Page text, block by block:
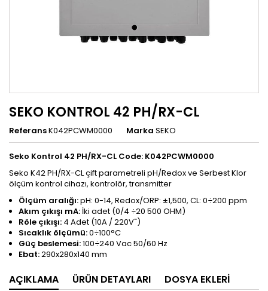
SEKO KONTROL 42 PH/RX-CL
ReferansK042PCWM0000 Marka SEKO
Seko Kontrol 42 PH/RX-CL Code: K042PCWM0000
Seko K42 PH/RX-CL çift parametreli pH/Redox ve Serbest Klor
ölçüm kontrol cihazı, kontrolör, transmitter
Ölçüm aralığı:pH: 0-14, Redox/ORP: ±1,500, CL: 0÷200 ppm
Akım çıkışı mA: İki adet (0/4 ÷20 500 OHM)
Röle çıkışı: 4 Adet (10A / 220V~)
Sıcaklık ölçümü:0÷100°C
Güç beslemesi:100÷240 Vac 50/60 Hz
Ebat:290x280x140 mm
AÇIKLAMA ÜRÜN DETAYLARI DOSYA EKLERI